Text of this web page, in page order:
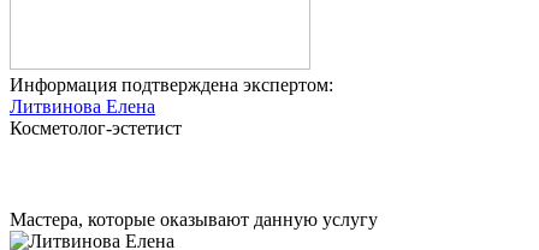
Информация подтверждена экспертом:
Литвинова Елена
Косметолог-эстетист
Мастера, которые оказывают данную услугу